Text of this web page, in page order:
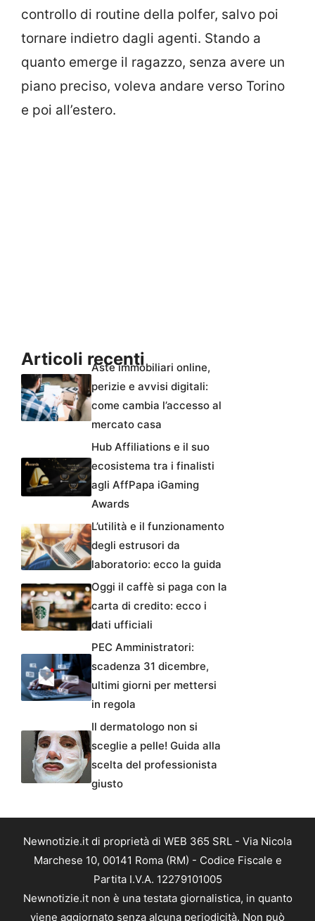
controllo di routine della polfer, salvo poi
tornare indietro dagli agenti. Stando a
quanto emerge il ragazzo, senza avere un
piano preciso, voleva andare verso Torino
e poi all’estero.
Articoli recentiAste immobiliari online,
perizie e avvisi digitali:
come cambia l’accesso al
mercato casa
Hub Affiliations e il suo
ecosistema tra i finalisti
agli AffPapa iGaming
Awards
L’utilità e il funzionamento
degli estrusori da
laboratorio: ecco la guida
Oggi il caffè si paga con la
carta di credito: ecco i
dati ufficiali
PEC Amministratori:
scadenza 31 dicembre,
ultimi giorni per mettersi
in regola
Il dermatologo non si
sceglie a pelle! Guida alla
scelta del professionista
giusto
Newnotizie.it di proprietà di WEB 365 SRL - Via Nicola
Marchese 10, 00141 Roma (RM) - Codice Fiscale e
Partita I.V.A. 12279101005
Newnotizie.it non è una testata giornalistica, in quanto
viene aggiornato senza alcuna periodicità. Non può